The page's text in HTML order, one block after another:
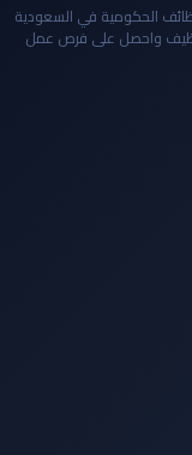
الحكومية في السعودية
واحصل على فرص عمل